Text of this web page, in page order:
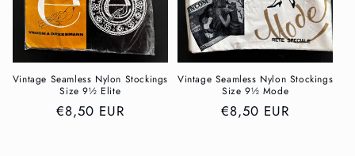
Vintage Seamless Nylon Stockings
Size 9½ Elite
Normaler
€8,50 EUR
Vintage Seamless Nylon Stockings
Size 9½ Mode
Normaler
€8,50 EUR